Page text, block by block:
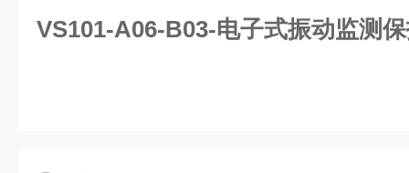
VS101-A06-B03-电子式振动监测